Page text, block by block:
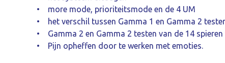
• more mode, prioriteitsmode en de 4 UM
• het verschil tussen Gamma 1 en Gamma 2
• Gamma 2 en Gamma 2 testen van de 14
• Pijn opheffen door te werken met emoties.